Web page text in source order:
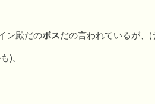
ン殿だのボスだの言われているが、
)。